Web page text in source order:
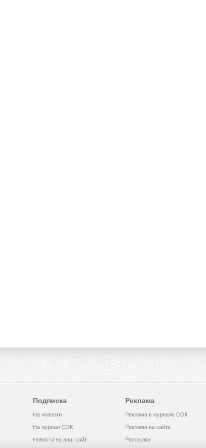
Подписка
На новости
На журнал СОК
Новости на ваш сайт
Реклама
Реклама в журнале СОК
Реклама на сайте
Рассылка